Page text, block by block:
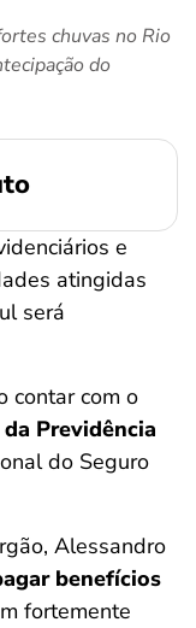
chuvas no Rio
do
e
atingidas
será
contar com o
Previdência
do Seguro
Alessandro
benefícios
fortemente